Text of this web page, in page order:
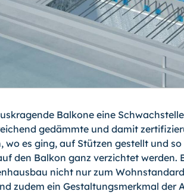
Balkone eine
gedämmte und damit
wo es ging, auf Stützen gestellt und
den Balkon ganz verzichtet werden.
nicht nur zum
zudem ein Gestaltungsmerkmal der